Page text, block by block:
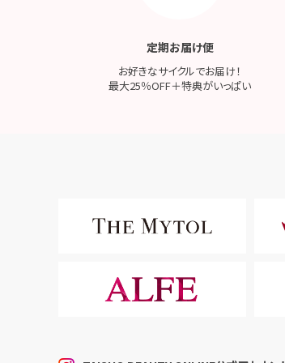
定期お届け便
お好きなサイクルでお届け！
最大25％OFF＋特典がいっぱい